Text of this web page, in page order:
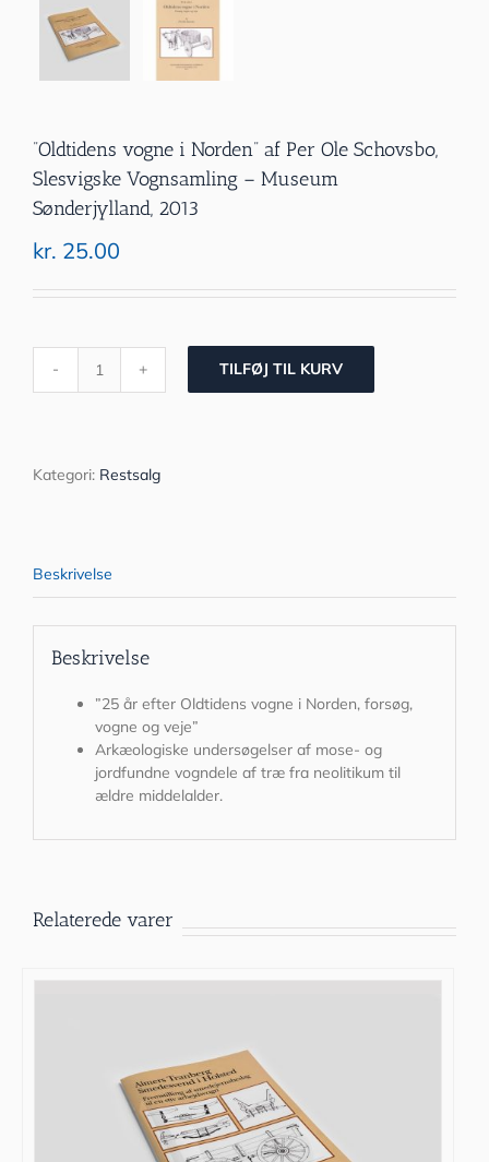
”Oldtidens vogne i Norden” af Per Ole Schovsbo,
Slesvigske Vognsamling – Museum
Sønderjylland, 2013
kr. 25.00
”Oldtidens
af
Vognsamling
Museum
Sønderjylland,
antal
TILFØJ TIL KURV
Kategori: Restsalg
Beskrivelse
Beskrivelse
”25 år efter Oldtidens vogne i Norden, forsøg,
vogne og veje”
Arkæologiske undersøgelser af mose- og
jordfundne vogndele af træ fra neolitikum til
ældre middelalder.
Relaterede varer